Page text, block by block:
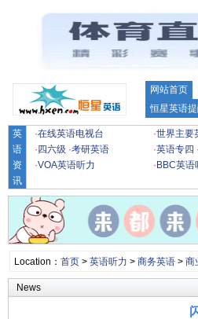
网站首页
恒星英语
英
语
资
讯
·在线英语电视台 ·世界主要
· 四六级 ·考研英语 ·英语专四 ·
·VOA英语听力 · BBC英语
Location： 首页> 英语听力 > 商务英语> 商
News